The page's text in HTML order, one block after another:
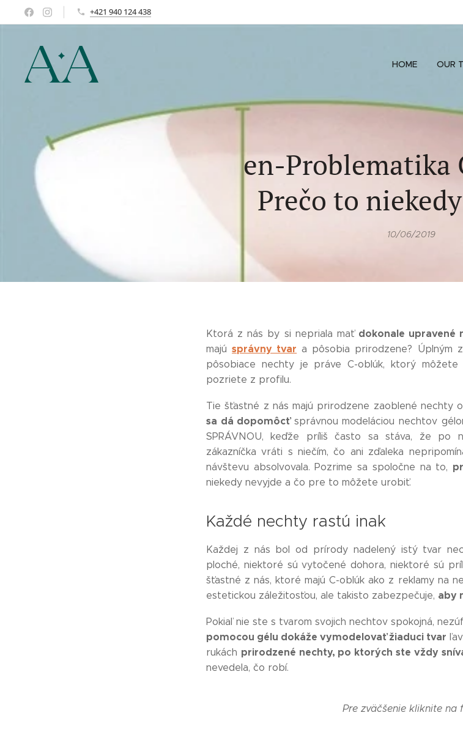
+421 940 124 438
HOME OUR
en-Problematika
Prečo to
10/06/2019
Ktorá z nás by si nepriala mať dokonale upravené
majúsprávny tvar a pôsobia prirodzene? Úplným
pôsobiace nechty je práve C-oblúk, ktorý
pozriete z profilu.
Tie šťastné z nás majú prirodzene zaoblené nechty
sa dá dopomôcťsprávnou modeláciou nechtov
SPRÁVNOU, keďže príliš často sa stáva, že po
zákazníčka vráti s niečím, čo ani zďaleka
návštevu absolvovala. Pozrime sa spoločne na to,
niekedy nevyjde a čo pre to môžete urobiť.
Každé nechty rastú inak
Každej z nás bol od prírody nadelený istý tvar
ploché, niektoré sú vytočené dohora, niektoré sú
šťastné z nás, ktoré majú C-oblúk ako z reklamy na
estetickou záležitosťou, ale takisto zabezpečuje, aby
Pokiaľ nie ste s tvarom svojich nechtov spokojná,
pomocou gélu dokáže vymodelovať žiaduci tvar
rukách prirodzené nechty, po ktorých ste vždy
nevedela, čo robí.
Pre zväčšenie kliknite na